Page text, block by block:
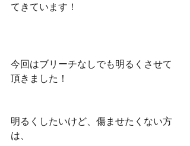
てきています！
今回はブリーチなしでも明るくさせて
頂きました！
明るくしたいけど、傷ませたくない方
は、